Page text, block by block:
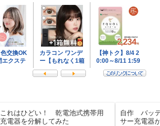
これはひどい！ 乾電池式携帯用
充電器を分解してみた
自作 バッ
サー充電器